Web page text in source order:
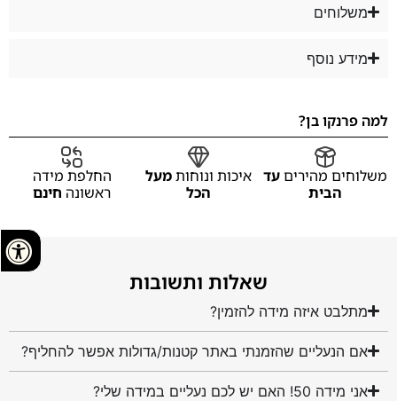
משלוחים
מידע נוסף
למה פרנקו בן?
משלוחים מהיריםעד
הבית
איכות ונוחותמעל
הכל
החלפת מידה
ראשונה חינם
שאלות ותשובות
מתלבט איזה מידה להזמין?
אם הנעליים שהזמנתי באתר קטנות/גדולות אפשר להחליף?
אני מידה 50! האם יש לכם נעליים במידה שלי?